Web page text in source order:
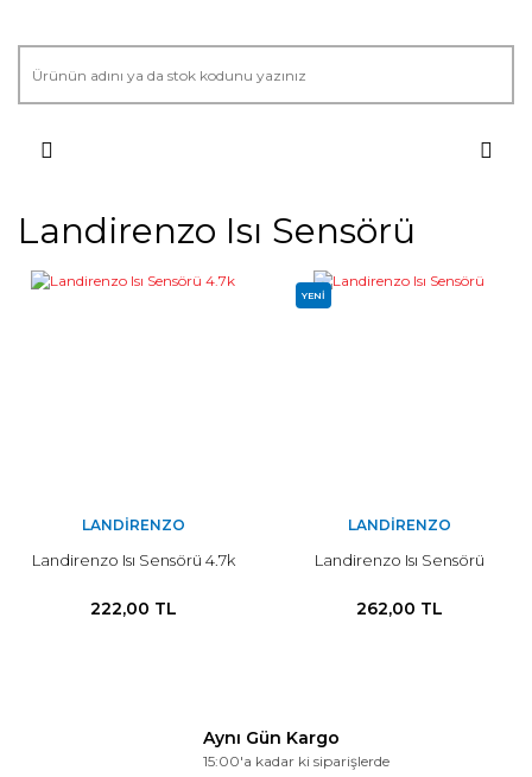
Landirenzo Isı Sensörü
LANDIRENZO
Landirenzo Isı Sensörü 4.7k
222,00 TL
YENİ
LANDIRENZO
Landirenzo Isı Sensörü
262,00 TL
Aynı Gün Kargo
15:00'a kadar ki siparişlerde